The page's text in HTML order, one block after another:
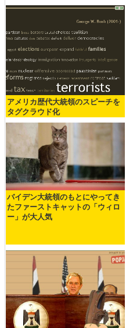
アメリカ歴代大統領のスピーチを
タグクラウド化
バイデン大統領のもとにやってき
たファーストキャットの「ウィロ
ー」が大人気